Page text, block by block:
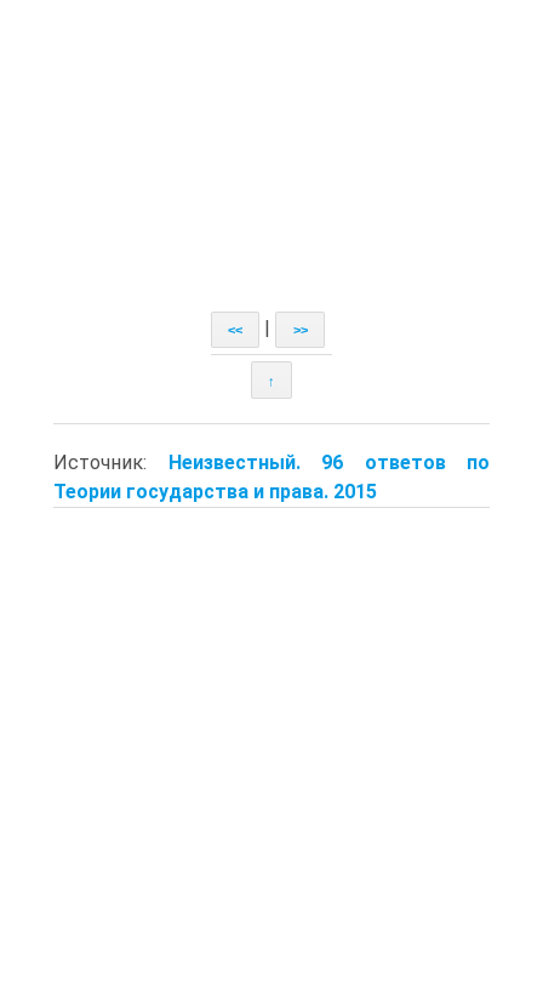
<< >>
↑
Источник: Неизвестный. 96 ответов по
Теории государства и права. 2015